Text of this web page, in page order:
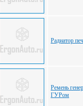
Радиатор
Ремень
ГУРом